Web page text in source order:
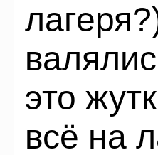
это
всё на